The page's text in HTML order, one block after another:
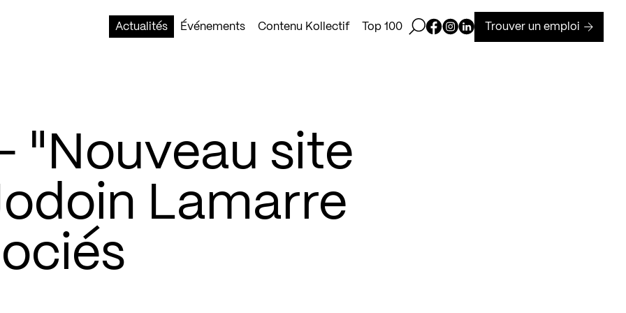
Actualités
Événements Contenu Kollectif Top 100 Ouvrir la barre de recherche
Page Facebook de Kollectif
Page Instagram de Kollectif
Page Linkedin de Kollectif
Trouver un emploi
"Nouveau site
Lamarre